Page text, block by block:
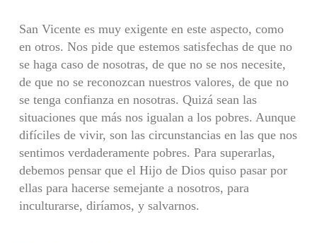
San Vicente es muy exigente en este aspecto, como
en otros. Nos pide que estemos satisfechas de que no
se haga caso de nosotras, de que no se nos necesite,
de que no se reconozcan nuestros valores, de que no
se tenga con­fianza en nosotras. Quizá sean las
situaciones que más nos igualan a los po­bres. Aunque
difíciles de vivir, son las circunstancias en las que nos
sentimos verdaderamente pobres. Para superarlas,
debemos pensar que el Hijo de Dios quiso pasar por
ellas para hacerse semejante a nosotros, para
inculturarse, diríamos, y salvarnos.